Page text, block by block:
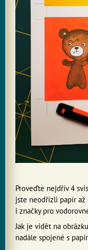
Proveďte nejdřív 4
jste neodřízli papír
i značky pro
Jak je vidět na
nadále spojené s